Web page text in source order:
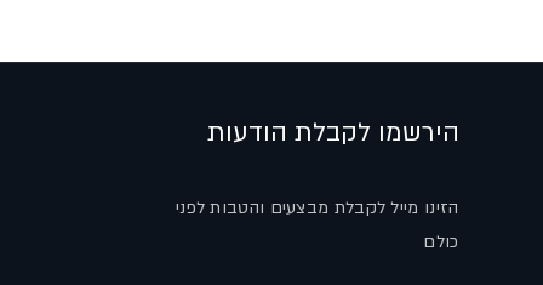
הירשמו לקבלת הודעות
הזינו מייל לקבלת מבצעים והטבות לפני
כולם